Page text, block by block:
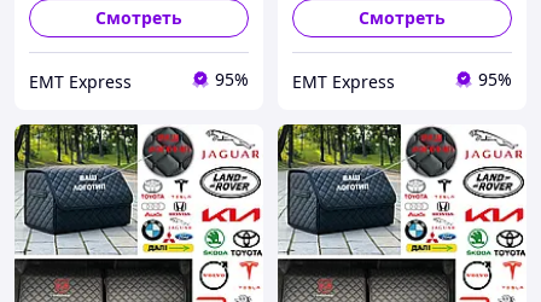
ЛОГОТИП ( Напишіть або
зателефонуйте )
Смотреть
EМT Express 95%
ВышитыйСмотреть
EМT Express 95%